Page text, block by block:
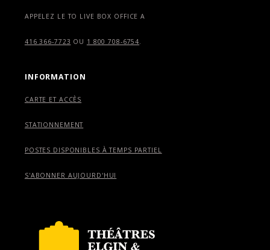
APPELEZ LE TO LIVE BOX OFFICE A
416 366-7723 OU 1 800 708-6754.
INFORMATION
CARTE ET ACCÈS
STATIONNEMENT
POSTES DISPONIBLES À TEMPS PARTIEL
S'ABONNER AUJOURD'HUI